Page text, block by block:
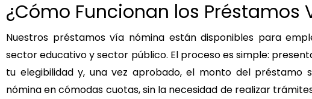
¿Cómo Funcionan los Préstamos
Nuestros préstamos vía nómina están disponibles para
sector educativo y sector público. El proceso es simple:
tu elegibilidad y, una vez aprobado, el monto del préstamo
nómina en cómodas cuotas, sin la necesidad de realizar